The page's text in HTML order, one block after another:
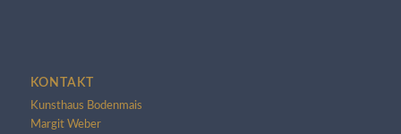
KONTAKT
Kunsthaus Bodenmais
Margit Weber